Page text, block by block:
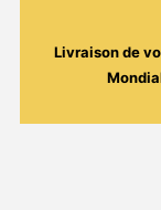
Livraison de